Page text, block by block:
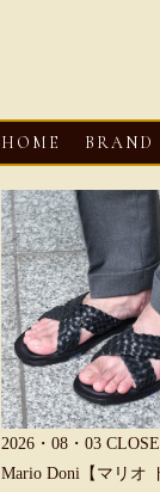
HOME BRAND
2026・08・03
Mario Doni【マリオ